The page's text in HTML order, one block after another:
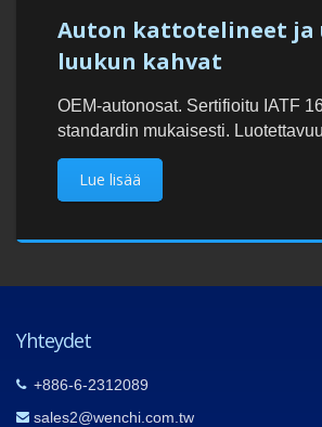
Auton kattotelineet ja
luukun kahvat
OEM-autonosat. Sertifioitu IATF
standardin mukaisesti.
Lue lisää
Yhteydet
+886-6-2312089
sales2@wenchi.com.tw